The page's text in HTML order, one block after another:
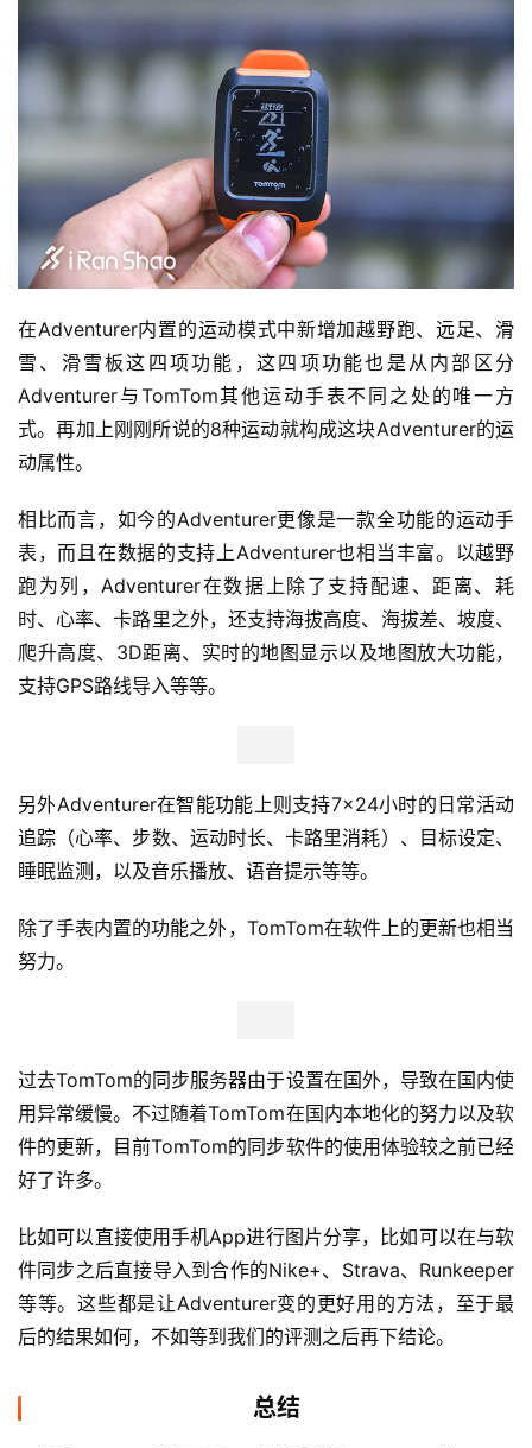
在Adventurer内置的运动模式中新增加越野跑、远足、滑
雪、滑雪板这四项功能，这四项功能也是从内部区分
Adventurer与TomTom其他运动手表不同之处的唯一方
式。再加上刚刚所说的8种运动就构成这块Adventurer的运
动属性。
相比而言，如今的Adventurer更像是一款全功能的运动手
表，而且在数据的支持上Adventurer也相当丰富。以越野
跑为列，Adventurer在数据上除了支持配速、距离、耗
时、心率、卡路里之外，还支持海拔高度、海拔差、坡度、
爬升高度、3D距离、实时的地图显示以及地图放大功能，
支持GPS路线导入等等。
另外Adventurer在智能功能上则支持7×24小时的日常活动
追踪（心率、步数、运动时长、卡路里消耗）、目标设定、
睡眠监测，以及音乐播放、语音提示等等。
除了手表内置的功能之外，TomTom在软件上的更新也相当
努力。
过去TomTom的同步服务器由于设置在国外，导致在国内使
用异常缓慢。不过随着TomTom在国内本地化的努力以及软
件的更新，目前TomTom的同步软件的使用体验较之前已经
好了许多。
比如可以直接使用手机App进行图片分享，比如可以在与软
件同步之后直接导入到合作的Nike+、Strava、Runkeeper
等等。这些都是让Adventurer变的更好用的方法，至于最
后的结果如何，不如等到我们的评测之后再下结论。
总结